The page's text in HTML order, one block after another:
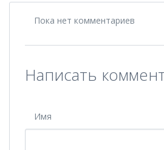
Пока нет комментариев
Написать
Имя